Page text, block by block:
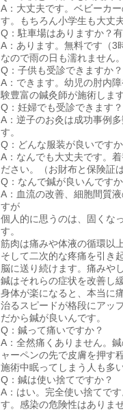
A：大丈夫です。ベビーカ
す。もちろん小学生も大丈
Q：駐車場はありますか？
A：あります。無料です（3
なので雨の日も濡れません。
Q：子供も受診できますか
A：できます。幼児の肘内
験豊富の鍼灸師が施術します
Q：妊婦でも受診できます？
A：逆子のお灸は成功事例
す。
Q：どんな服装が良いですか
A：なんでも大丈夫です。
ださい。（お財布と保険証
Q：なんで鍼が良いんですか
A：血流の改善、細胞間質
すが
個人的に思うのは、固くな
す。
筋肉は痛みや体液の循環以
そして二次的な疼痛を引き
脳に送り続けます。痛みや
鍼はそれらの症状を改善し
身体が楽になると、本当に
治るスピードが格段にアッ
だから鍼が良いんです。
Q：鍼って痛いですか？
A：全然痛くありません。
ャーペンの先で皮膚を押す
施術中眠ってしまう人も多
Q：鍼は使い捨てですか？
A：はい。完全使い捨てで
す。感染の危険性はありませ